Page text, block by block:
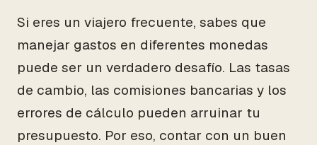
Si eres un viajero frecuente, sabes que
manejar gastos en diferentes monedas
puede ser un verdadero desafío. Las tasas
de cambio, las comisiones bancarias y los
errores de cálculo pueden arruinar tu
presupuesto. Por eso, contar con un buen